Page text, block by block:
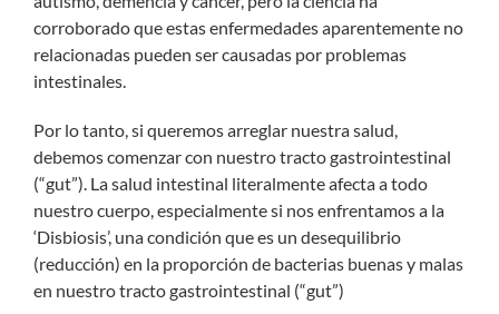
corroborado que estas enfermedades aparentemente no
relacionadas pueden ser causadas por problemas
intestinales.
Por lo tanto, si queremos arreglar nuestra salud,
debemos comenzar con nuestro tracto gastrointestinal
(“gut”). La salud intestinal literalmente afecta a todo
nuestro cuerpo, especialmente si nos enfrentamos a la
‘Disbiosis’, una condición que es un desequilibrio
(reducción) en la proporción de bacterias buenas y malas
en nuestro tracto gastrointestinal (“gut”)